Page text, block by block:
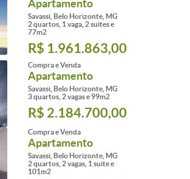
Apartamento
Savassi, Belo Horizonte, MG
2 quartos, 1 vaga, 2 suites e
77m2
R$ 1.961.863,00
Compra e Venda
Apartamento
Savassi, Belo Horizonte, MG
3 quartos, 2 vagas e 99m2
R$ 2.184.700,00
Compra e Venda
Apartamento
Savassi, Belo Horizonte, MG
2 quartos, 2 vagas, 1 suite e
101m2